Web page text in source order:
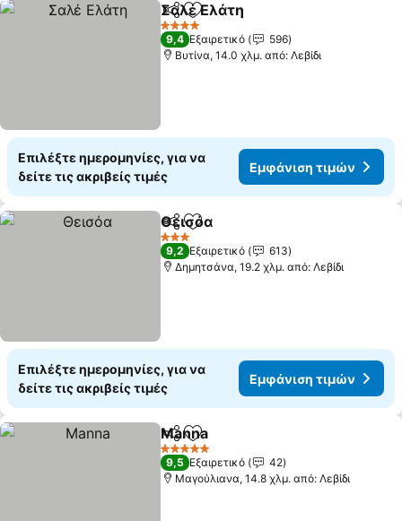
Κοινοποίηση
Προσθήκη στα αγαπημένα
Σαλέ Ελάτη
4 Αστέρια
9,4 Εξαιρετικό
596
Βυτίνα, 14.0 χλμ. από: Λεβίδι
Επιλέξτε ημερομηνίες, για να
δείτε τις ακριβείς τιμές
Εμφάνιση τιμών
Κοινοποίηση
Προσθήκη στα αγαπημένα
Θεισόα
3 Αστέρια
9,2 Εξαιρετικό
613
Δημητσάνα, 19.2 χλμ. από: Λεβίδι
Επιλέξτε ημερομηνίες, για να
δείτε τις ακριβείς τιμές
Εμφάνιση τιμών
Κοινοποίηση
Προσθήκη στα αγαπημένα
Manna
5 Αστέρια
9,5 Εξαιρετικό
42
Μαγούλιανα, 14.8 χλμ. από: Λεβίδι